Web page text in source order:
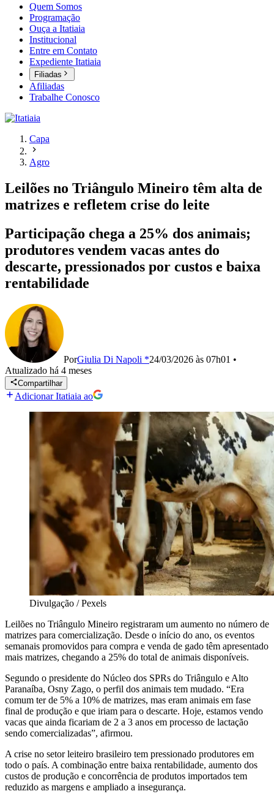
Quem Somos
Programação
Ouça a Itatiaia
Institucional
Entre em Contato
Expediente Itatiaia
Filiadas
Afiliadas
Trabalhe Conosco
Capa
Agro
Leilões no Triângulo Mineiro têm alta de
matrizes e refletem crise do leite
Participação chega a 25% dos animais;
produtores vendem vacas antes do
descarte, pressionados por custos e baixa
rentabilidade
PorGiulia Di Napoli *24/03/2026 às 07h01 •
Atualizado há 4 meses
Compartilhar
Adicionar Itatiaia ao
Divulgação / Pexels
Leilões no Triângulo Mineiro registraram um aumento no número de
matrizes para comercialização. Desde o início do ano, os eventos
semanais promovidos para compra e venda de gado têm apresentado
mais matrizes, chegando a 25% do total de animais disponíveis.
Segundo o presidente do Núcleo dos SPRs do Triângulo e Alto
Paranaíba, Osny Zago, o perfil dos animais tem mudado. “Era
comum ter de 5% a 10% de matrizes, mas eram animais em fase
final de produção e que iriam para o descarte. Hoje, estamos vendo
vacas que ainda ficariam de 2 a 3 anos em processo de lactação
sendo comercializadas”, afirmou.
A crise no setor leiteiro brasileiro tem pressionado produtores em
todo o país. A combinação entre baixa rentabilidade, aumento dos
custos de produção e concorrência de produtos importados tem
reduzido as margens e ampliado a insegurança.